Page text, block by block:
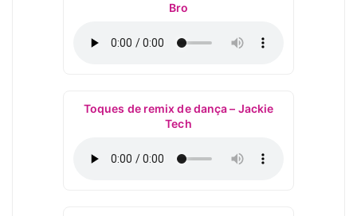
Bro
Toques de remix de dança – Jackie
Tech